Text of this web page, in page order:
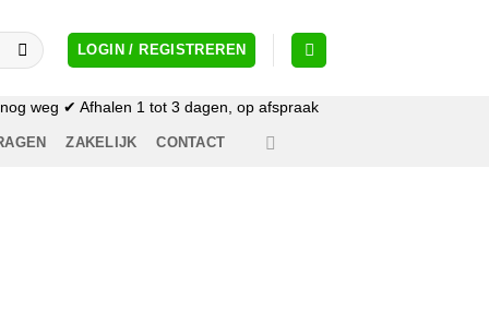
LOGIN / REGISTREREN
weg ✔ Afhalen 1 tot 3 dagen, op afspraak
ZAKELIJK CONTACT